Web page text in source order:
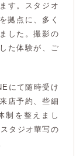
す。スタジオ
拠点に、多く
した。撮影の
た体験が、ご
にて随時受け
店予約、些細
制を整えまし
タジオ華写の